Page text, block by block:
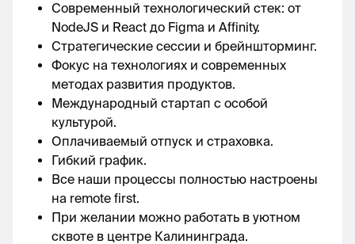
Современный технологический стек: от
NodeJS и React до Figma и Affinity.
Стратегические сессии и брейншторминг.
Фокус на технологиях и современных
методах развития продуктов.
Международный стартап с особой
культурой.
Оплачиваемый отпуск и страховка.
Гибкий график.
Все наши процессы полностью настроены
на remote first.
При желании можно работать в уютном
сквоте в центре Калининграда.